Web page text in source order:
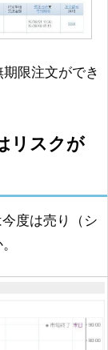
限注文ができ
リスクが
度は売り（シ